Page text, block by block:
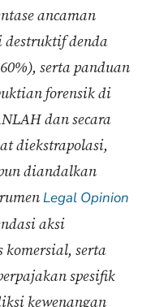
ancaman
destruktif denda
serta panduan
forensik di
dan secara
diekstrapolasi,
diandalkan
Legal Opinion
aksi
serta
spesifik
kewenangan